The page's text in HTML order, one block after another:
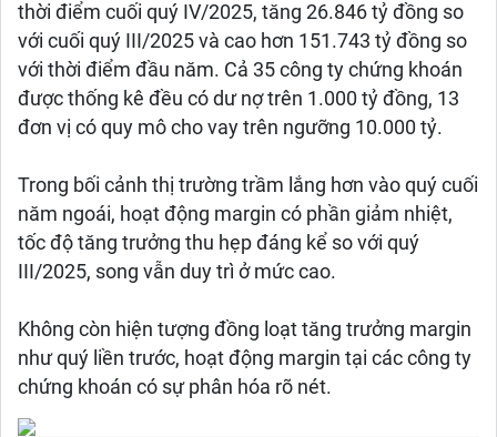
thời điểm cuối quý IV/2025, tăng 26.846 tỷ đồng so
với cuối quý III/2025 và cao hơn 151.743 tỷ đồng so
với thời điểm đầu năm. Cả 35 công ty chứng khoán
được thống kê đều có dư nợ trên 1.000 tỷ đồng, 13
đơn vị có quy mô cho vay trên ngưỡng 10.000 tỷ.
Trong bối cảnh thị trường trầm lắng hơn vào quý cuối
năm ngoái, hoạt động margin có phần giảm nhiệt,
tốc độ tăng trưởng thu hẹp đáng kể so với quý
III/2025, song vẫn duy trì ở mức cao.
Không còn hiện tượng đồng loạt tăng trưởng margin
như quý liền trước, hoạt động margin tại các công ty
chứng khoán có sự phân hóa rõ nét.